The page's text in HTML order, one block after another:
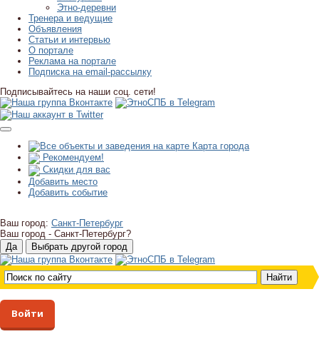
Этно-деревни
Тренера и ведущие
Объявления
Статьи и интервью
О портале
Реклама на портале
Подписка на email-рассылку
Подписывайтесь на наши соц. сети!
Карта города
Рекомендуем!
Скидки для вас
Добавить место
Добавить событие
Ваш город: Санкт-Петербург
Ваш город - Санкт-Петербург?
Войти